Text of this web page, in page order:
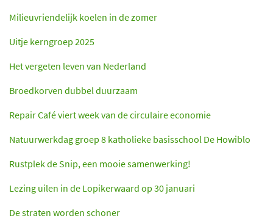
Milieuvriendelijk koelen in de zomer
Uitje kerngroep 2025
Het vergeten leven van Nederland
Broedkorven dubbel duurzaam
Repair Café viert week van de circulaire economie
Natuurwerkdag groep 8 katholieke basisschool De Howiblo
Rustplek de Snip, een mooie samenwerking!
Lezing uilen in de Lopikerwaard op 30 januari
De straten worden schoner